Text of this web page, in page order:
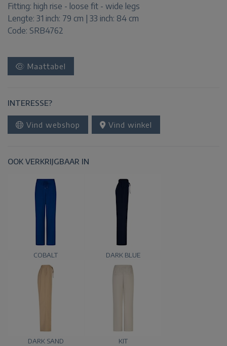
Fitting: high rise - loose fit - wide legs
Lengte: 31 inch: 79 cm | 33 inch: 84 cm
Code: SRB4762
Maattabel
INTERESSE?
Vind webshop Vind winkel
OOK VERKRIJGBAAR IN
COBALT DARK BLUE
DARK SAND KIT